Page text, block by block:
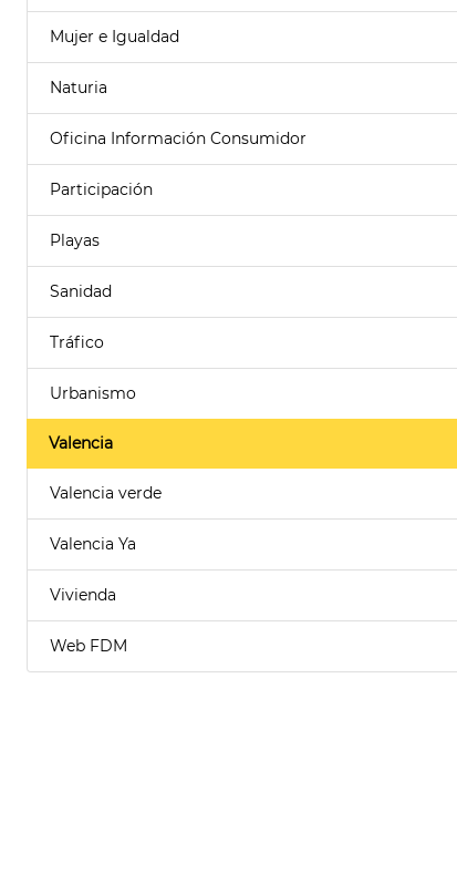
Mujer e Igualdad
Naturia
Oficina Información Consumidor
Participación
Playas
Sanidad
Tráfico
Urbanismo
Valencia
Valencia verde
Valencia Ya
Vivienda
Web FDM